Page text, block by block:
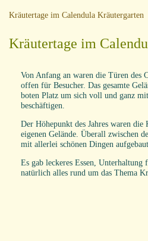
Kräutertage im Calendula Kräutergarten
Kräutertage im
Von Anfang an waren die Türen des
offen für Besucher. Das gesamte
boten Platz um sich voll und ganz
beschäftigen.
Der Höhepunkt des Jahres waren die
eigenen Gelände. Überall zwischen
mit allerlei schönen Dingen
Es gab leckeres Essen,
natürlich alles rund um das Thema